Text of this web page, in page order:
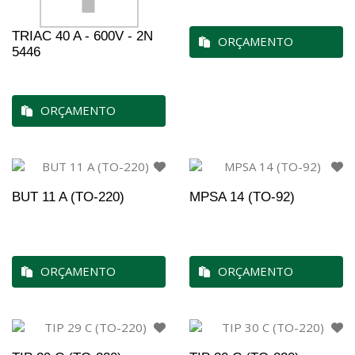
TRIAC 40 A - 600V - 2N
5446
ORÇAMENTO
ORÇAMENTO
BUT 11 A (TO-220)
ORÇAMENTO
MPSA 14 (TO-92)
ORÇAMENTO